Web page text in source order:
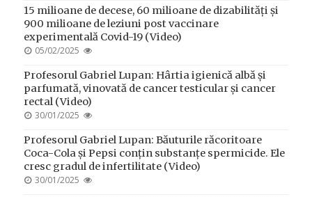
15 milioane de decese, 60 milioane de dizabilități și
900 milioane de leziuni post vaccinare
experimentală Covid-19 (Video)
POSTED
05/02/2025
Profesorul Gabriel Lupan: Hârtia igienică albă și
parfumată, vinovată de cancer testicular și cancer
rectal (Video)
POSTED
30/01/2025
Profesorul Gabriel Lupan: Băuturile răcoritoare
Coca-Cola și Pepsi conțin substanțe spermicide. Ele
cresc gradul de infertilitate (Video)
POSTED
30/01/2025